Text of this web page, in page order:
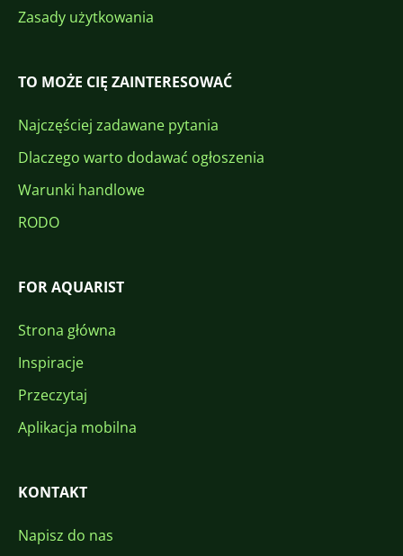
Zasady użytkowania
TO MOŻE CIĘ ZAINTERESOWAĆ
Najczęściej zadawane pytania
Dlaczego warto dodawać ogłoszenia
Warunki handlowe
RODO
FOR AQUARIST
Strona główna
Inspiracje
Przeczytaj
Aplikacja mobilna
KONTAKT
Napisz do nas